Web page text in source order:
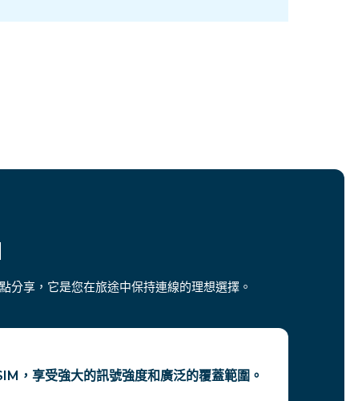
享，它是您在旅途中保持連線的理想選擇。
，享受強大的訊號強度和廣泛的覆蓋範圍。